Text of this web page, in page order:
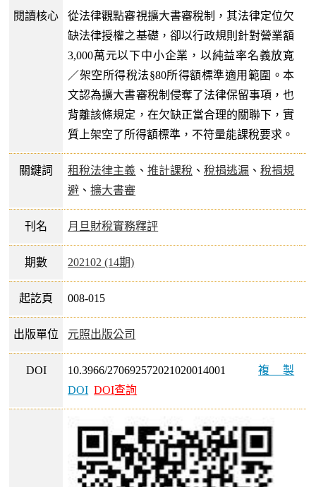
閱讀核心
從法律觀點審視擴大書審稅制，其法律定位欠
缺法律授權之基礎，卻以行政規則針對營業額
3,000萬元以下中小企業，以純益率名義放寬
／架空所得稅法§80所得額標準適用範圍。本
文認為擴大書審稅制侵奪了法律保留事項，也
背離該條規定，在欠缺正當合理的關聯下，實
質上架空了所得額標準，不符量能課稅要求。
關鍵詞 租稅法律主義 、 推計課稅 、 稅捐逃漏 、稅捐規
避 、擴大書審
刊名 月旦財稅實務釋評
期數 202102 (14期)
起訖頁 008-015
出版單位 元照出版公司
DOI 10.3966/270692572021020014001複製
DOI DOI查詢